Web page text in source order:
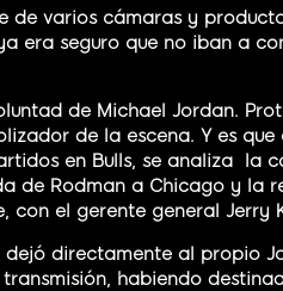
de varios cámaras y
era seguro que no iban a
de Michael Jordan.
de la escena. Y es que
en Bulls, se analiza la
de Rodman a Chicago y la
el gerente general Jerry
directamente al propio
habiendo